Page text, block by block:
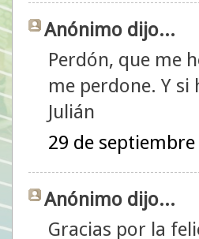
Anónimo dijo...
Perdón, que me
me perdone. Y
Julián
29 de
Anónimo dijo...
Gracias por la